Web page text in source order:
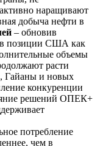
наращивают
добыча нефти в
– обновив
позиции США как
объемы
расти
Гайаны и новых
конкуренции
решений ОПЕК+
потребление
чем в